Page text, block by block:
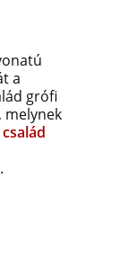
a
grófi
melynek
.